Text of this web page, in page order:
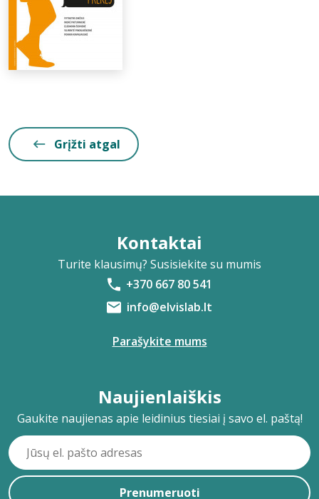
Grįžti atgal
Kontaktai
Turite klausimų? Susisiekite su mumis
+370 667 80 541
info@elvislab.lt
Parašykite mums
Naujienlaiškis
Gaukite naujienas apie leidinius tiesiai į savo el. paštą!
Prenumeruoti